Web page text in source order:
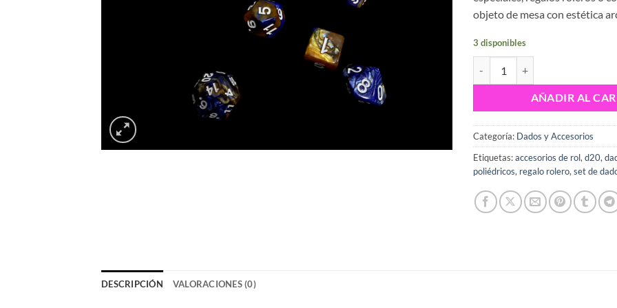
objeto de mesa con estética
3 disponibles
AÑADIR AL
Categoría: Dados y Accesorios
Etiquetas:accesorios de rol,d20,
poliédricos, regalo rolero,set de
DESCRIPCIÓN VALORACIONES (0)